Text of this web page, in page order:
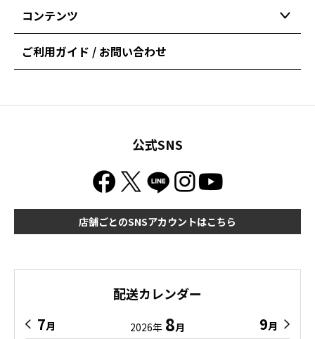
コンテンツ
ご利用ガイド / お問い合わせ
公式SNS
店舗ごとのSNSアカウントはこちら
配送カレンダー
7月 2026年 8月 9月